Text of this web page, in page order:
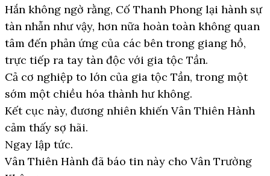
Hắn không ngờ rằng, Cố Thanh Phong lại hành sự
tàn nhẫn như vậy, hơn nữa hoàn toàn không quan
tâm đến phản ứng của các bên trong giang hồ,
trực tiếp ra tay tàn độc với gia tộc Tần.
Cả cơ nghiệp to lớn của gia tộc Tần, trong một
sớm một chiều hóa thành hư không.
Kết cục này, đương nhiên khiến Vân Thiên Hành
cảm thấy sợ hãi.
Ngay lập tức.
Vân Thiên Hành đã báo tin này cho Vân Trường